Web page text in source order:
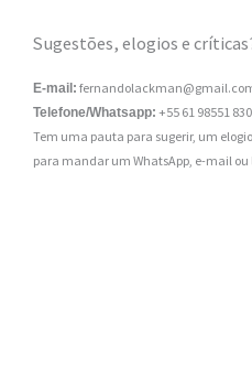
Sugestões, elogios e
E-mail:
Telefone/Whatsapp: +55 61 98551
Tem uma pauta para sugerir, um
para mandar um WhatsApp, e-mail